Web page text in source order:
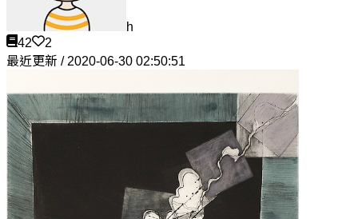
h
42
2
最近更新 / 2020-06-30 02:50:51